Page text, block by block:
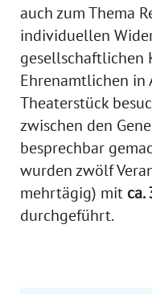
auch zum Thema
individuellen
gesellschaftlichen
Ehrenamtlichen in
Theaterstück
zwischen den
besprechbar
wurden zwölf
mehrtägig) mit ca.
durchgeführt.